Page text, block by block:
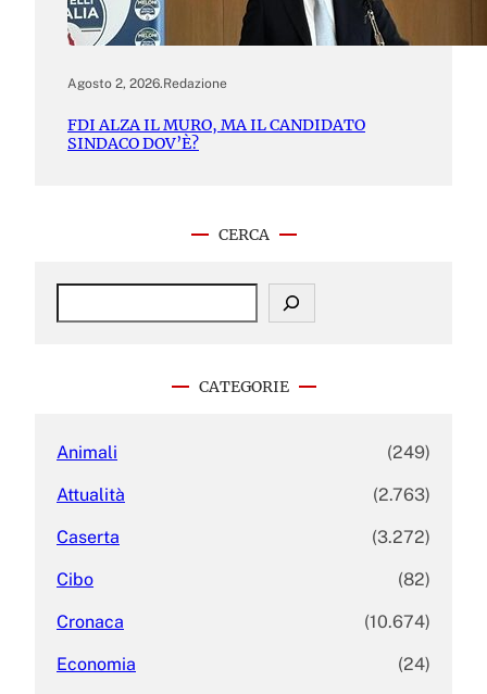
Agosto 2, 2026.Redazione
FDI ALZA IL MURO, MA IL CANDIDATO
SINDACO DOV’È?
CERCA
S
CATEGORIE
Animali (249)
Attualità (2.763)
Caserta (3.272)
Cibo (82)
Cronaca (10.674)
Economia (24)